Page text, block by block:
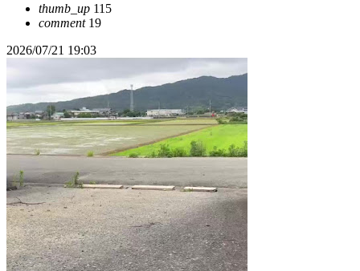
thumb_up 115
comment19
2026/07/21 19:03